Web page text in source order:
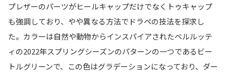
プレザーのパーツがヒールキャップだけでなくトゥキャップ
も強調しており、やや異なる方法でドラペの技法を探求し
た。カラーは自然や動物からインスパイアされたベルルッテ
ィの2022年スプリングシーズンのパターンの一つであるビー
トルグリーンで、この色はグラデーションになっており、ダー